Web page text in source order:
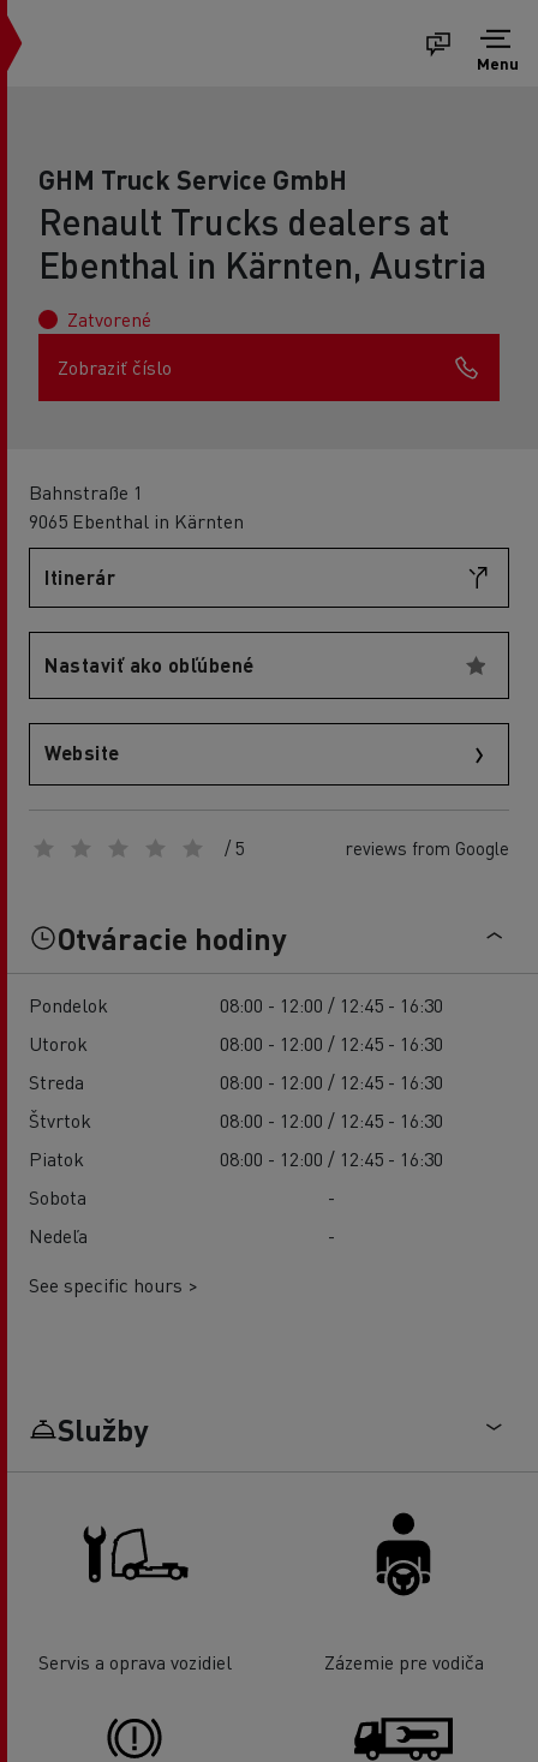
Menu
GHM Truck Service GmbH
Renault Trucks dealers at
Ebenthal in Kärnten, Austria
Zatvorené
Zobraziť číslo
Bahnstraße 1
9065 Ebenthal in Kärnten
Itinerár
Nastaviť ako obľúbené
Website
/ 5 reviews from Google
Otváracie hodiny
Pondelok
08:00 - 12:00 / 12:45 - 16:30
Utorok
08:00 - 12:00 / 12:45 - 16:30
Streda
08:00 - 12:00 / 12:45 - 16:30
Štvrtok
08:00 - 12:00 / 12:45 - 16:30
Piatok
08:00 - 12:00 / 12:45 - 16:30
Sobota
-
Nedeľa
-
See specific hours >
Služby
Servis a oprava vozidiel Zázemie pre vodiča